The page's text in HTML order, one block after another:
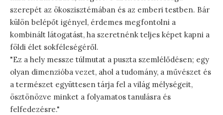
szerepét az ökoszisztémában és az emberi testben. Bár
külön belépőt igényel, érdemes megfontolni a
kombinált látogatást, ha szeretnénk teljes képet kapni a
földi élet sokféleségéről.
"Ez a hely messze túlmutat a puszta szemlélődésen; egy
olyan dimenzióba vezet, ahol a tudomány, a művészet és
a természet együttesen tárja fel a világ mélységeit,
ösztönözve minket a folyamatos tanulásra és
felfedezésre."